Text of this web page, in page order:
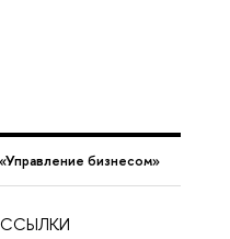
бизнесом»